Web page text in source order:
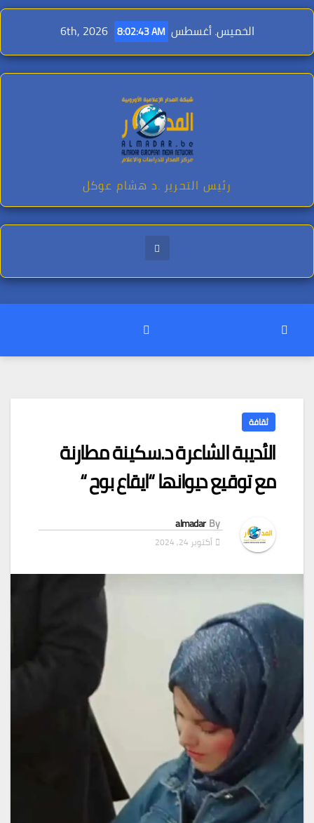
Skip
content
الخميس. أغسطس 6th, 2026 8:02:45 AM
رئيس التحرير .د هشام عوكل
ثقافة
الأديبة الشاعرة د.سكينة مطارنة
مع توقيع ديوانها “ايقاع بوح “
By
almadar
أكتوبر 24, 2024